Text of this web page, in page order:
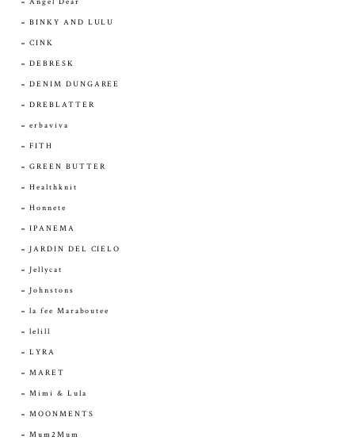
BINKY AND LULU
CINK
DEBRESK
DENIM DUNGAREE
DREBLATTER
erbaviva
FITH
GREEN BUTTER
Healthknit
Honnete
IPANEMA
JARDIN DEL CIELO
Jellycat
Johnstons
la fee Maraboutee
lelill
LYRA
MARET
Mimi & Lula
MOONMENTS
Mum2Mum